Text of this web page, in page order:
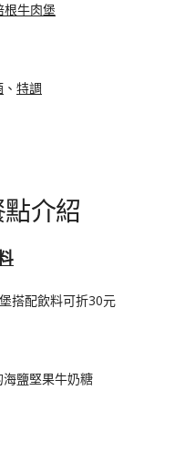
根牛肉堡
、 特調
介紹
搭配飲料可折30元
鹽堅果牛奶糖